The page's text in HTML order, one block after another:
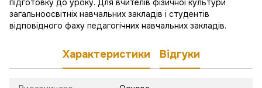
загальноосвітніх навчальних закладів і студентів
відповідного фаху педагогічних навчальних закладів.
Характеристики Відгуки